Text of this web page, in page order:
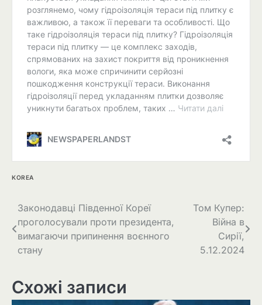
KOREA
Навігація
записів
Законодавці Південної Кореї
проголосували проти президента,
вимагаючи припинення воєнного
стану
Том Купер:
Війна в
Сирії,
5.12.2024
Схожі записи